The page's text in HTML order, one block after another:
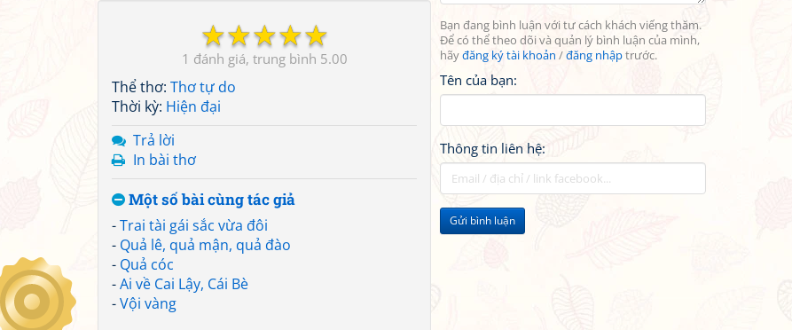
Bạn đang bình luận với tư cách khách viếng thăm.
Để có thể theo dõi và quản lý bình luận của mình,
hãyđăng ký tài khoản /đăng nhậptrước.
Tên của bạn:
Thông tin liên hệ:
Gửi bình luận
☆
☆
☆
☆
☆
1 5.00
Thể thơ: Thơ tự do
Thời kỳ: Hiện đại
Trả lời
In bài thơ
Một số bài cùng tác giả
-Trai tài gái sắc vừa đôi
- Quả lê, quả mận, quả đào
- Quả cóc
-Ai về Cai Lậy, Cái Bè
-Vội vàng